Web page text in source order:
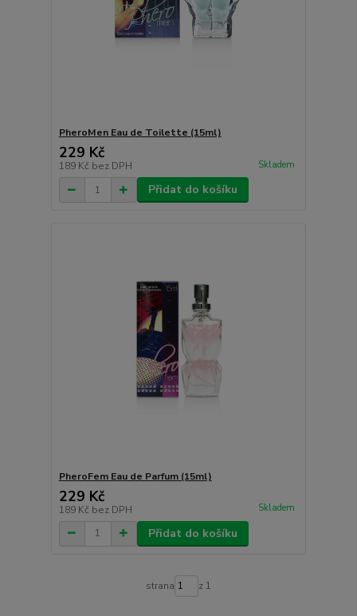
PheroMen Eau de Toilette (15ml)
229 Kč
189 Kč bez DPH Skladem
Přidat do košíku
PheroFem Eau de Parfum (15ml)
229 Kč
189 Kč bez DPH Skladem
Přidat do košíku
strana z 1